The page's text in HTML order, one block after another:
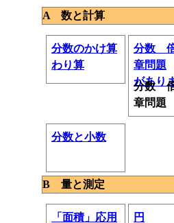
A 数と計算
分数のかけ算
わり算
分数
章問題
があり
分数
章問題
分数と小数
B 量と測定
「面積」応用
円